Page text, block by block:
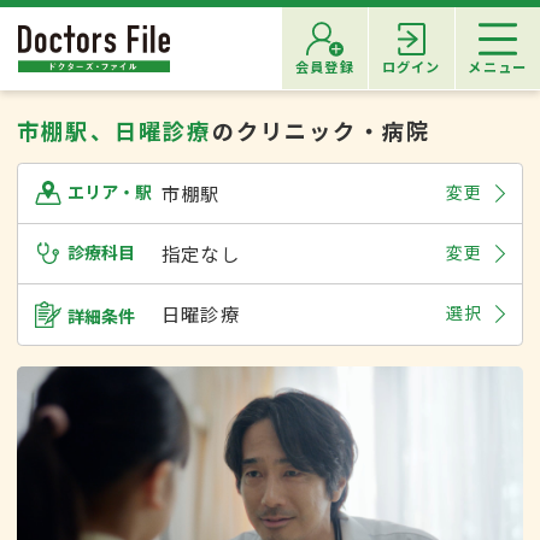
会員登録 ログイン メニュー
市棚駅、日曜診療のクリニック・病院
エリア・駅 市棚駅 変更
診療科目 指定なし 変更
詳細条件 日曜診療 選択